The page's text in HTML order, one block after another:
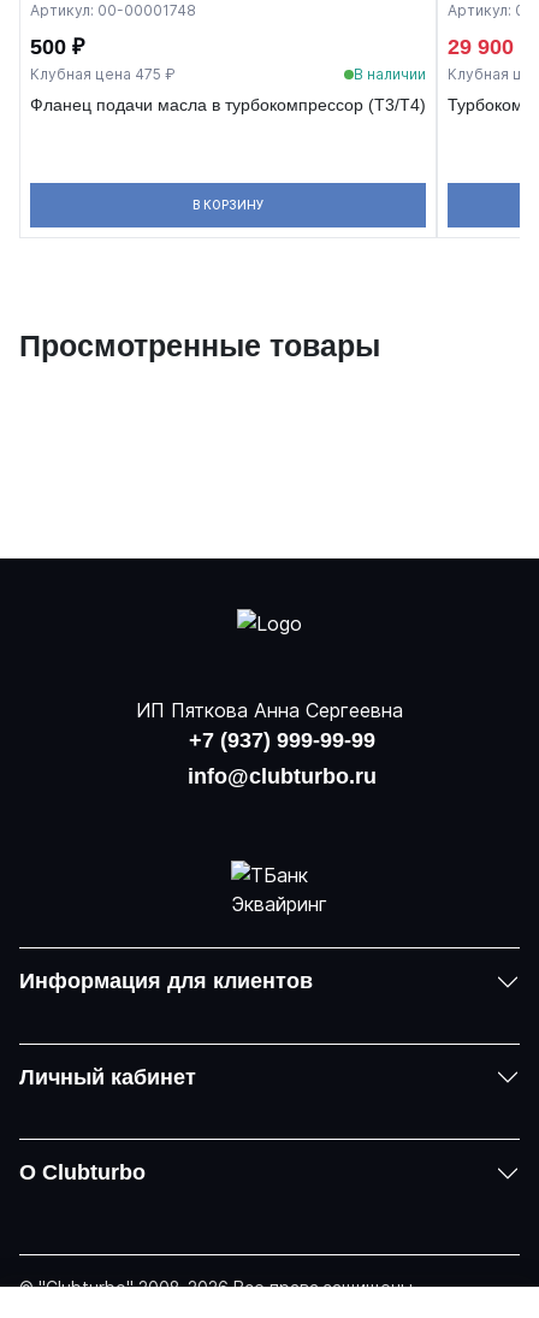
Артикул: 00-00001748
500 ₽
Клубная цена 475 ₽ В наличии
Фланец подачи масла в турбокомпрессор (T3/T4)
В КОРЗИНУ
Артикул:
29 900 ₽
Клубная
Просмотренные товары
ИП Пяткова Анна Сергеевна
+7 (937) 999-99-99
info@clubturbo.ru
Информация для клиентов
Личный кабинет
О Clubturbo
© "Clubturbo" 2008-2026 Все права защищены